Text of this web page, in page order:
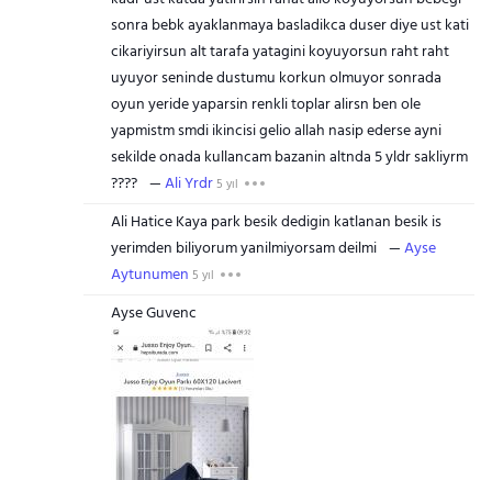
sonra bebk ayaklanmaya basladikca duser diye ust kati
cikariyirsun alt tarafa yatagini koyuyorsun raht raht
uyuyor seninde dustumu korkun olmuyor sonrada
oyun yeride yaparsin renkli toplar alirsn ben ole
yapmistm smdi ikincisi gelio allah nasip ederse ayni
sekilde onada kullancam bazanin altnda 5 yldr sakliyrm
????
Ali Yrdr5 yıl
Ali Hatice Kaya park besik dedigin katlanan besik is
yerimden biliyorum yanilmiyorsam deilmi
Ayse
Aytunumen 5 yıl
Ayse Guvenc